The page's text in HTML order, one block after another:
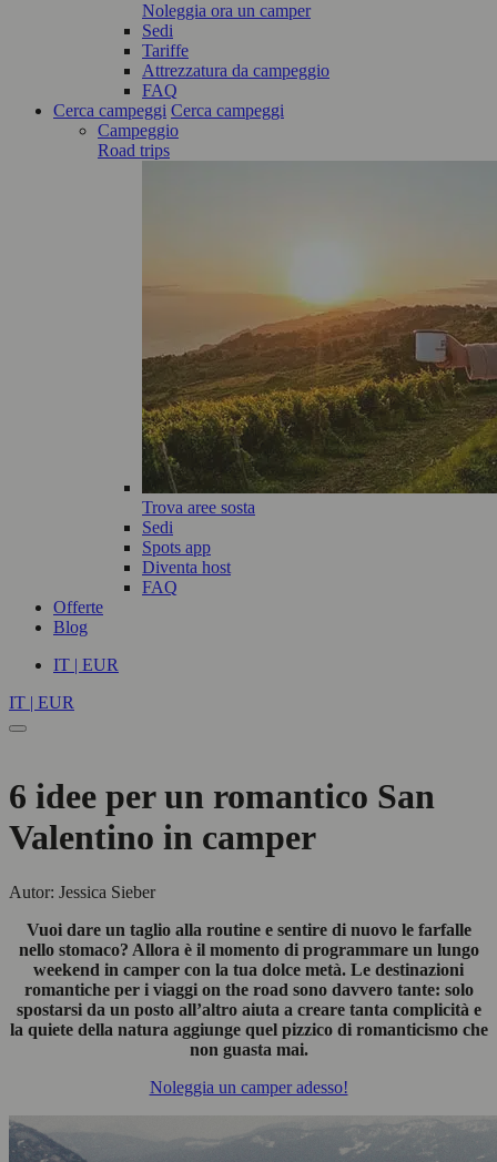
Noleggia ora un camper
Sedi
Tariffe
Attrezzatura da campeggio
FAQ
Cerca campeggi Cerca campeggi
Campeggio
Road trips
Trova aree sosta
Sedi
Spots app
Diventa host
FAQ
Offerte
Blog
IT | EUR
IT | EUR
6 idee per un romantico San
Valentino in camper
Autor: Jessica Sieber
Vuoi dare un taglio alla routine e sentire di nuovo le farfalle
nello stomaco? Allora è il momento di programmare un lungo
weekend in camper con la tua dolce metà. Le destinazioni
romantiche per i viaggi on the road sono davvero tante: solo
spostarsi da un posto all’altro aiuta a creare tanta complicità e
la quiete della natura aggiunge quel pizzico di romanticismo che
non guasta mai.
Noleggia un camper adesso!